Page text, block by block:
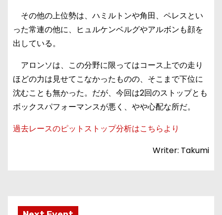
その他の上位勢は、ハミルトンや角田、ペレスとい
った常連の他に、ヒュルケンベルグやアルボンも顔を
出している。
アロンソは、この分野に限ってはコース上での走り
ほどの力は見せてこなかったものの、そこまで下位に
沈むことも無かった。だが、今回は2回のストップとも
ボックスパフォーマンスが悪く、やや心配な所だ。
過去レースのピットストップ分析はこちらより
Writer: Takumi